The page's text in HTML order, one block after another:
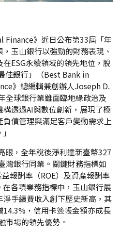
Finance》近日公布第33屆「年
玉山銀行以強勁的財務表現、
ESG永續領域的領先地位，脫
佳銀行」（Best Bank in
》總編輯兼創辦人Joseph D.
球銀行業雖面臨地緣政治及
透過AI與數位創新，展現了極
債管理與滿足客戶變動需求上
眼，全年稅後淨利達新臺幣327
灣銀行同業。關鍵財務指標如
報酬率（ROE）及資產報酬率
在各項業務指標中，玉山銀行展
手續費收入創下歷史新高，其
，信用卡簽帳金額亦成長
市場的領先優勢。